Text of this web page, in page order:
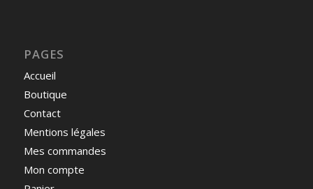
PAGES
Accueil
Boutique
Contact
Mentions légales
Mes commandes
Mon compte